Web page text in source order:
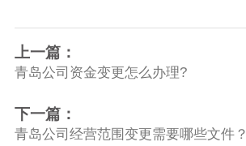
上一篇：
青岛公司资金变更怎么办理?
下一篇：
青岛公司经营范围变更需要哪些文件？